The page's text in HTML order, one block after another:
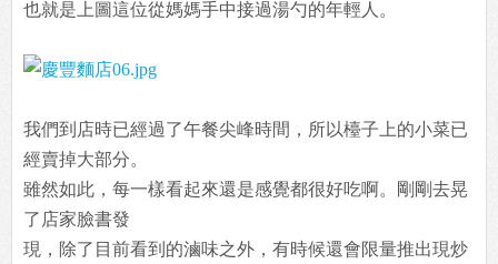
也就是上圖這位從媽媽手中接過湯勺的年輕人。
我們到店時已經過了午餐尖峰時間，所以檯子上的小菜已
經賣掉大部分。
雖然如此，每一樣看起來還是感覺都很好吃啊。剛剛去晃
了店家臉書發
現，除了目前看到的滷味之外，有時候還會限量推出現炒